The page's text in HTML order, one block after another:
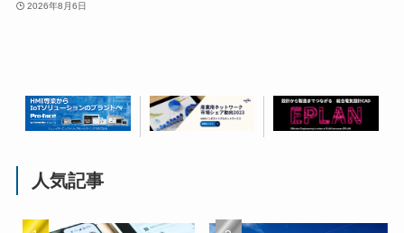
2026年8月6日
人気記事